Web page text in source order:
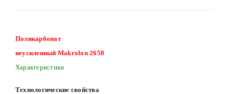
Поликарбонат
неусиленный Makrolon 2658
Характеристики
Технологические свойства